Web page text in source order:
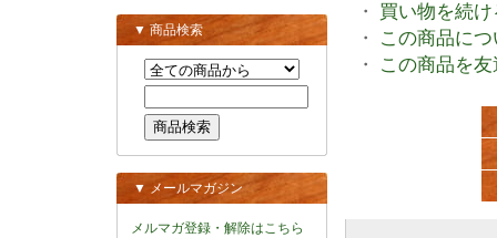
▼ 商品検索
▼ メールマガジン
メルマガ登録・解除はこちら
・ 買い物を続け
・
この商品に
・
この商品を